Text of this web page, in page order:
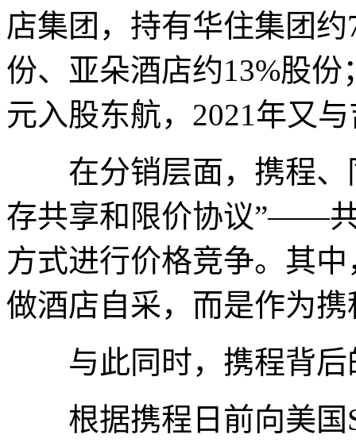
店集团，持有华住集团
份、亚朵酒店约13%股
元入股东航，2021年又
在分销层面，携程、
存共享和限价协议”——
方式进行价格竞争。其
做酒店自采，而是作为
与此同时，携程背后
根据携程日前向美国